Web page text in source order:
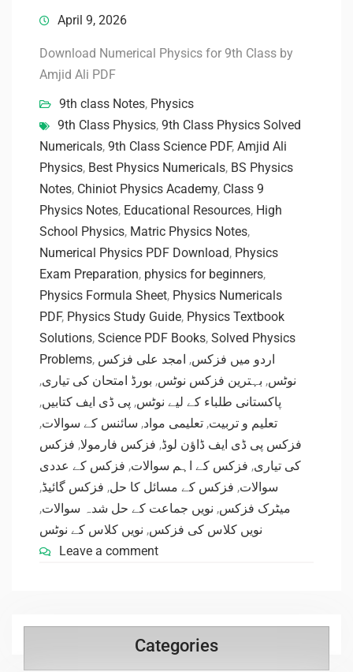
April 9, 2026
Download Numerical Physics for 9th Class by
Amjid Ali PDF
9th class Notes, Physics
9th Class Physics, 9th Class Physics Solved
Numericals, 9th Class Science PDF, Amjid Ali
Physics, Best Physics Numericals, BS Physics
Notes, Chiniot Physics Academy, Class 9
Physics Notes, Educational Resources, High
School Physics, Matric Physics Notes,
Numerical Physics PDF Download, Physics
Exam Preparation, physics for beginners,
Physics Formula Sheet, Physics Numericals
PDF, Physics Study Guide, Physics Textbook
Solutions, Science PDF Books, Solved Physics
Problems, اردو میں فزکس, امجد علی فزکس
نوٹس, بہترین فزکس نوٹس, بورڈ امتحان کی تیاری,
پاکستانی طلباء کے لیے نوٹس, پی ڈی ایف کتابیں,
تعلیم و تربیت, تعلیمی مواد, سائنس کے سوالات,
فزکس پی ڈی ایف ڈاؤن لوڈ, فزکس فارمولا, فزکس
کی تیاری, فزکس کے اہم سوالات, فزکس کے عددی
سوالات, فزکس کے مسائل کا حل, فزکس گائیڈ,
میٹرک فزکس, نویں جماعت کے حل شدہ سوالات,
نویں کلاس کی فزکس, نویں کلاس کے نوٹس
Leave a comment
Categories